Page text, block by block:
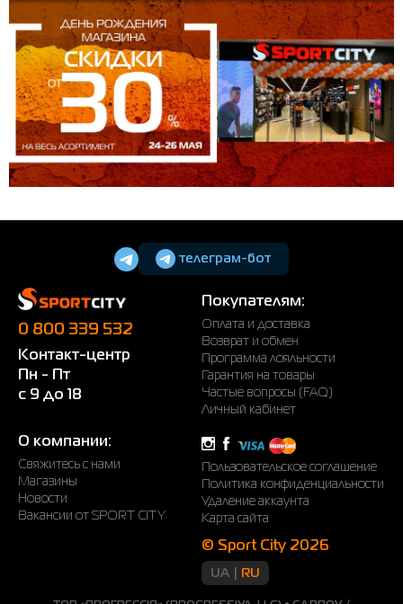
Юбки
Nike
Puma
Radder
телеграм-бот
0 800 339 532
Контакт-центр
Пн - Пт
с 9 до 18
Покупателям:
Оплата и доставка
Возврат и обмен
Программа лояльности
Гарантия на товары
Частые вопросы (FAQ)
Личный кабинет
О компании:
Свяжитесь с нами
Магазины
Новости
Вакансии от SPORT CITY
Пользовательское соглашение
Политика конфиденциальности
Удаление аккаунта
Карта сайта
© Sport City 2026
UA RU